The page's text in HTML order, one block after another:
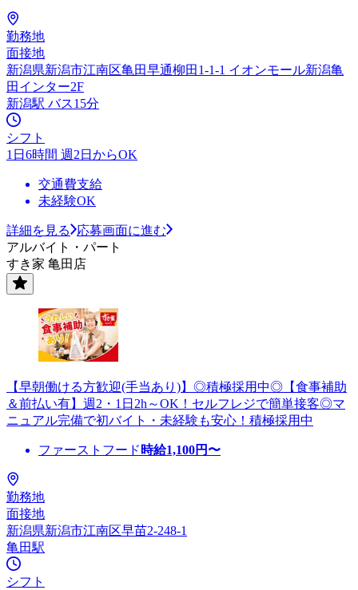
勤務地
面接地
新潟県新潟市江南区亀田早通柳田1-1-1 イオンモール新潟亀
田インター2F
新潟駅 バス15分
シフト
1日6時間 週2日からOK
交通費支給
未経験OK
詳細を見る
応募画面に進む
アルバイト・パート
すき家 亀田店
【早朝働ける方歓迎(手当あり)】◎積極採用中◎【食事補助
＆前払い有】週2・1日2h～OK！セルフレジで簡単接客◎マ
ニュアル完備で初バイト・未経験も安心！積極採用中
ファーストフード 時給1,100円〜
勤務地
面接地
新潟県新潟市江南区早苗2-248-1
亀田駅
シフト